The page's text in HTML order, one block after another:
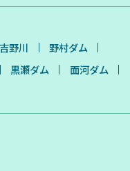
野川
野村ダム
黒瀬ダム
面河ダム